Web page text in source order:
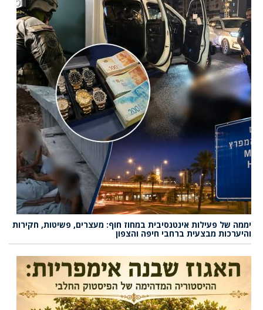
יממה של פעילות אינטנסיבית במחוז חוף: מעצרים, פשיטות, חקירות
והיערכות מבצעית ברחבי חיפה והצפון